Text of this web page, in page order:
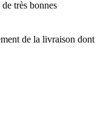
très bonnes
de la livraison dont